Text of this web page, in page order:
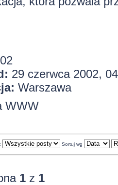
29 czerwca 2002,
Warszawa
WWW
Sortuj wg
1z 1